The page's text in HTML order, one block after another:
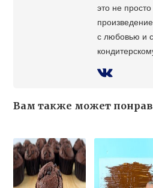
это не
с любовью и
Вам также может